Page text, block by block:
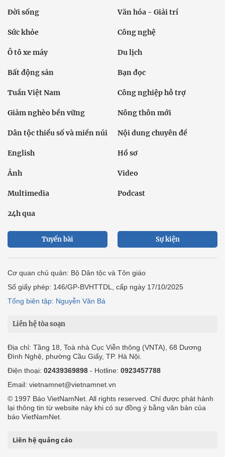
Đời sống Văn hóa - Giải trí
Sức khỏe Công nghệ
Ô tô xe máy Du lịch
Bất động sản Bạn đọc
Tuần Việt Nam Công nghiệp hỗ trợ
Giảm nghèo bền vững Nông thôn mới
Dân tộc thiểu số và miền núi Nội dung chuyên đề
English Hồ sơ
Ảnh Video
Multimedia Podcast
24h qua
Tuyến bài Sự kiện
Cơ quan chủ quản: Bộ Dân tộc và Tôn giáo
Số giấy phép: 146/GP-BVHTTDL, cấp ngày 17/10/2025
Tổng biên tập: Nguyễn Văn Bá
Liên hệ tòa soạn
Địa chỉ: Tầng 18, Toà nhà Cục Viễn thông (VNTA), 68 Dương
Đình Nghệ, phường Cầu Giấy, TP. Hà Nội.
Điện thoại: 02439369898 - Hotline: 0923457788
Email: vietnamnet@vietnamnet.vn
© 1997 Báo VietNamNet. All rights reserved. Chỉ được phát hành
lại thông tin từ website này khi có sự đồng ý bằng văn bản của
báo VietNamNet.
Liên hệ quảng cáo